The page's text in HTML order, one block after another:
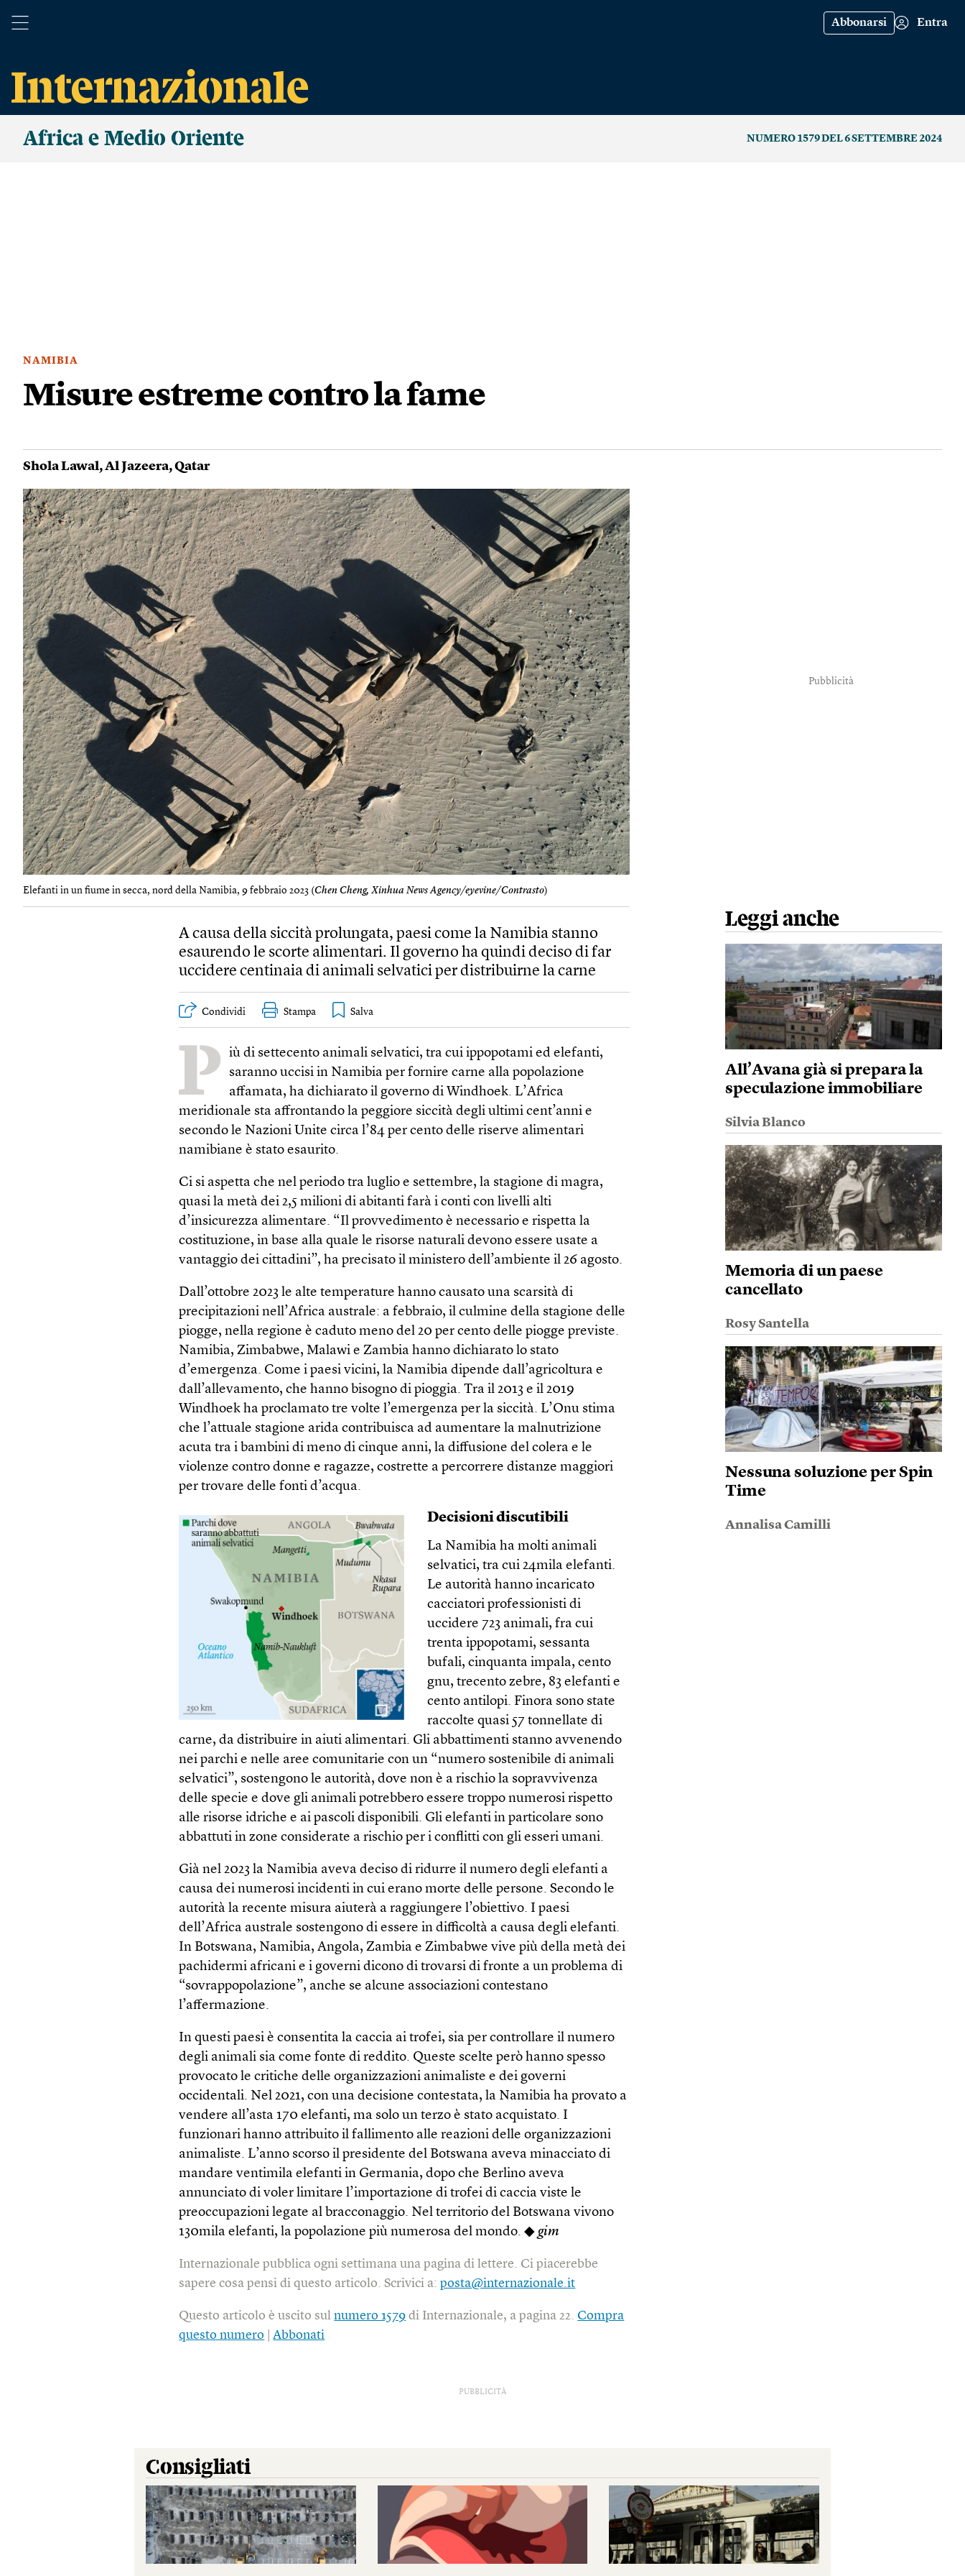
Abbonarsi Entra
Africa e Medio Oriente NUMERO 1579 DEL 6 SETTEMBRE 2024
NAMIBIA
Misure estreme contro la fame
Shola Lawal,Al Jazeera,Qatar
Elefanti in un fiume in secca, nord della Namibia, 9 febbraio 2023 (Chen Cheng, Xinhua News Agency/eyevine/Contrasto)
Pubblicità
A causa della siccità prolungata, paesi come la Namibia stanno
esaurendo le scorte alimentari. Il governo ha quindi deciso di far
uccidere centinaia di animali selvatici per distribuirne la carne
Condividi Stampa
P
iù di settecento animali selvatici, tra cui ippopotami ed elefanti,
saranno uccisi in Namibia per fornire carne alla popolazione
affamata, ha dichiarato il governo di Wind­hoek. L’Africa
meridionale sta affrontando la peggiore siccità degli ultimi cent’anni e
secondo le Nazioni Unite circa l’84 per cento delle riserve alimentari
namibiane è stato esaurito.
Ci si aspetta che nel periodo tra luglio e settembre, la stagione di magra,
quasi la metà dei 2,5 milioni di abitanti farà i conti con livelli alti
d’insicurezza alimentare. “Il provvedimento è necessario e rispetta la
costituzione, in base alla quale le risorse naturali devono essere usate a
vantaggio dei cittadini”, ha precisato il ministero dell’ambiente il 26 agosto.
Dall’ottobre 2023 le alte temperature hanno causato una scarsità di
precipitazioni nell’Africa australe: a febbraio, il culmine della stagione delle
piogge, nella regione è caduto meno del 20 per cento delle piogge previste.
Namibia, Zimbabwe, Malawi e Zambia hanno dichiarato lo stato
d’emergenza. Come i paesi vicini, la Namibia dipende dall’agricoltura e
dall’allevamento, che hanno bisogno di pioggia. Tra il 2013 e il 2019
Windhoek ha proclamato tre volte l’emergenza per la siccità. L’Onu stima
che l’attuale stagione arida contribuisca ad aumentare la malnutrizione
acuta tra i bambini di meno di cinque anni, la diffusione del colera e le
violenze contro donne e ragazze, costrette a percorrere distanze maggiori
per trovare delle fonti d’acqua.
Decisioni discutibili
La Namibia ha molti animali
selvatici, tra cui 24mila elefanti.
Le autorità hanno incaricato
cacciatori professionisti di
uccidere 723 animali, fra cui
trenta ippopotami, sessanta
bufali, cinquanta impala, cento
gnu, trecento zebre, 83 elefanti e
cento antilopi. Finora sono state
raccolte quasi 57 tonnellate di
carne, da distribuire in aiuti alimentari. Gli abbattimenti stanno avvenendo
nei parchi e nelle aree comunitarie con un “numero sostenibile di animali
selvatici”, sostengono le autorità, dove non è a rischio la sopravvivenza
delle specie e dove gli animali potrebbero essere troppo numerosi rispetto
alle risorse idriche e ai pascoli disponibili. Gli elefanti in particolare sono
abbattuti in zone considerate a rischio per i conflitti con gli esseri umani.
Già nel 2023 la Namibia aveva deciso di ridurre il numero degli elefanti a
causa dei numerosi incidenti in cui erano morte delle persone. Secondo le
autorità la recente misura aiuterà a raggiungere l’obiettivo. I paesi
dell’Africa australe sostengono di essere in difficoltà a causa degli elefanti.
In Botswana, Namibia, Angola, Zambia e Zimbabwe vive più della metà dei
pachidermi africani e i governi dicono di trovarsi di fronte a un problema di
“sovrappopolazione”, anche se alcune associazioni contestano
l’affermazione.
In questi paesi è consentita la caccia ai trofei, sia per controllare il numero
degli animali sia come fonte di reddito. Queste scelte però hanno spesso
provocato le critiche delle organizzazioni animaliste e dei governi
occidentali. Nel 2021, con una decisione contestata, la Namibia ha provato a
vendere all’asta 170 elefanti, ma solo un terzo è stato acquistato. I
funzionari hanno attribuito il fallimento alle reazioni delle organizzazioni
animaliste. L’anno scorso il presidente del Botswana aveva minacciato di
mandare ventimila elefanti in Germania, dopo che Berlino aveva
annunciato di voler limitare l’importazione di trofei di caccia viste le
preoccupazioni legate al bracconaggio. Nel territorio del Botswana vivono
130mila elefanti, la popolazione più numerosa del mondo. ◆gim
Internazionale pubblica ogni settimana una pagina di lettere. Ci piacerebbe
sapere cosa pensi di questo articolo. Scrivici a:posta@internazionale.it
Questo articolo è uscito sulnumero 1579 di Internazionale, a pagina 22.Compra
questo numero |Abbonati
Leggi anche
All’Avana già si prepara la
speculazione immobiliare
Silvia Blanco
Memoria di un paese
cancellato
Rosy Santella
Nessuna soluzione per Spin
Time
Annalisa Camilli
PUBBLICITÀ
Consigliati